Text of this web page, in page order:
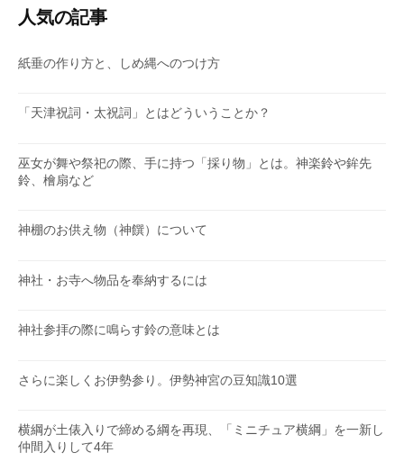
リ
ー
人気の記事
紙垂の作り方と、しめ縄へのつけ方
「天津祝詞・太祝詞」とはどういうことか？
巫女が舞や祭祀の際、手に持つ「採り物」とは。神楽鈴や鉾先
鈴、檜扇など
神棚のお供え物（神饌）について
神社・お寺へ物品を奉納するには
神社参拝の際に鳴らす鈴の意味とは
さらに楽しくお伊勢参り。伊勢神宮の豆知識10選
横綱が土俵入りで締める綱を再現、「ミニチュア横綱」を一新し
仲間入りして4年